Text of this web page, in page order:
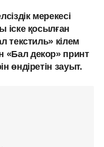
мерекесі
іске қосылған
текстиль» кілем
декор» принт
өндіретін зауыт.